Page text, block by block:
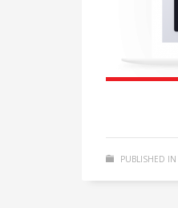
PUBLISHED IN